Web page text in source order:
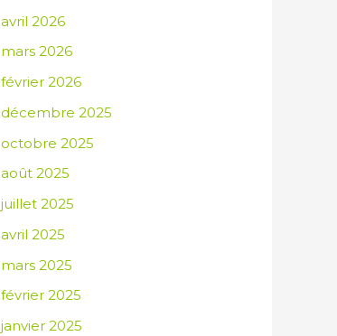
avril 2026
mars 2026
février 2026
décembre 2025
octobre 2025
août 2025
juillet 2025
avril 2025
mars 2025
février 2025
janvier 2025